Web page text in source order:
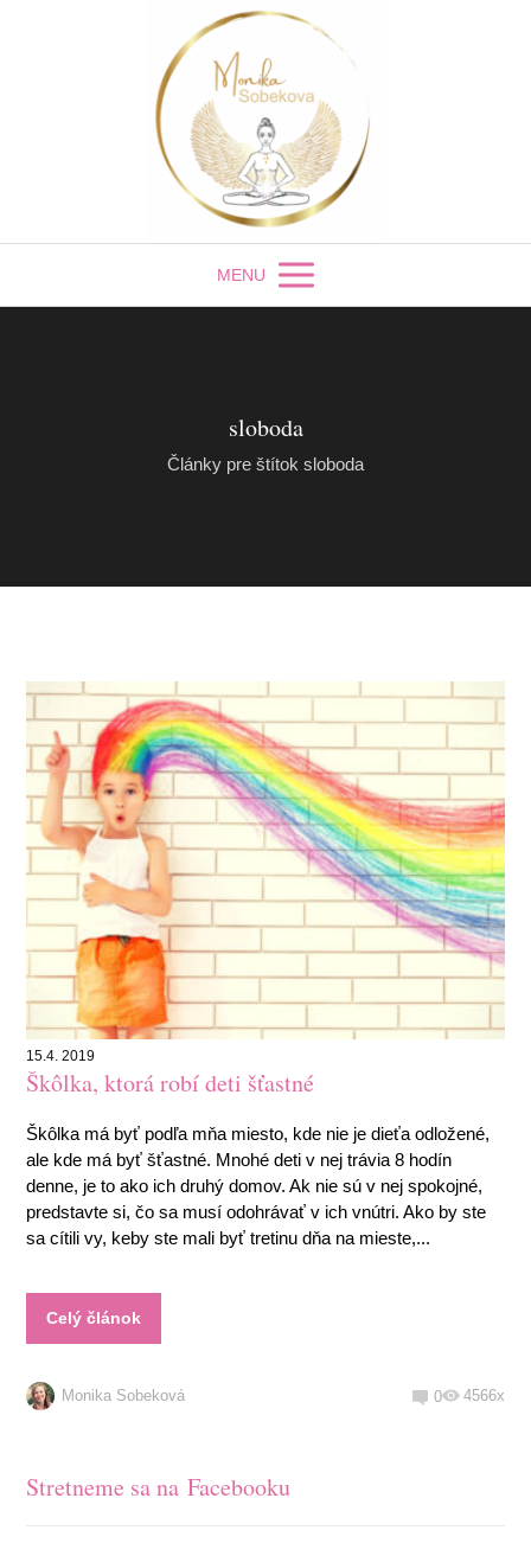
MENU
sloboda
Články pre štítok sloboda
15.4. 2019
Škôlka, ktorá robí deti šťastné
Škôlka má byť podľa mňa miesto, kde nie je dieťa odložené,
ale kde má byť šťastné. Mnohé deti v nej trávia 8 hodín
denne, je to ako ich druhý domov. Ak nie sú v nej spokojné,
predstavte si, čo sa musí odohrávať v ich vnútri. Ako by ste
sa cítili vy, keby ste mali byť tretinu dňa na mieste,...
Celý článok
Monika Sobeková 0 4566x
Stretneme sa na Facebooku